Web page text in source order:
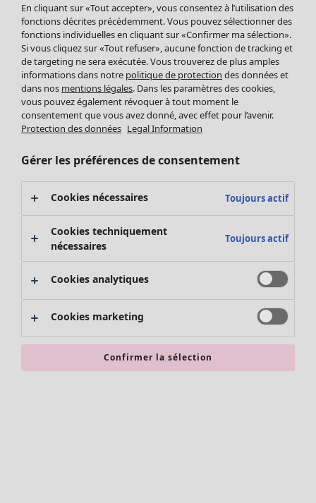
Leggings et collants
Accessoires
Chaussures
Vêtements de bain
Basics
Soldes Mobilier
Bonnes affaires déco
Décoration
Textiles
Tapis
Éponge
Promos SOLDES
Les promos de Gudrun Sjödén
Nouvel arrivage
Bonnes affaires en soldes - jusqu'à -70
En cliquant sur «Tout accepter», vous consentez à l’utilisation des
fonctions décrites précédemment. Vous pouvez sélectionner des
fonctions individuelles en cliquant sur «Confirmer ma sélection».
Si vous cliquez sur «Tout refuser», aucune fonction de tracking et
de targeting ne sera exécutée. Vous trouverez de plus amples
informations dans notre politique de protection des données et
dans nos mentions légales. Dans les paramètres des cookies,
vous pouvez également révoquer à tout moment le
consentement que vous avez donné, avec effet pour l’avenir.
Protection des données Legal Information
Gérer les préférences de consentement
Cookies nécessaires Toujours actif
Cookies techniquement
nécessaires
Toujours actif
Cookies analytiques
Cookies marketing
Confirmer la sélection